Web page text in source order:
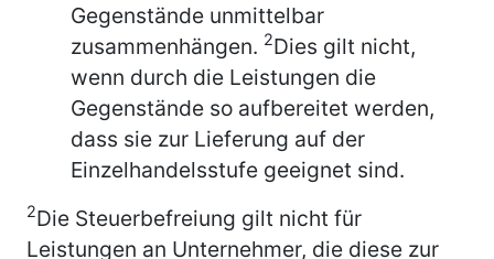
Gegenstände unmittelbar
zusammenhän­gen. 2Dies gilt nicht,
wenn durch die Leistungen die
Gegenstände so aufbereitet werden,
dass sie zur Lieferung auf der
Einzelhandelsstufe geeignet sind.
2Die Steuerbefreiung gilt nicht für
Leistungen an Unternehmer, die diese zur